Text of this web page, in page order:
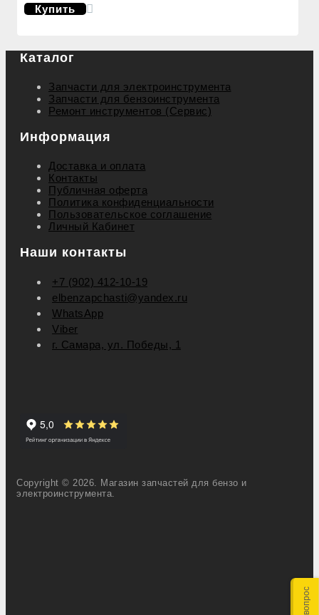
Купить
Каталог
Запчасти для электроинструмента
Запчасти для бензоинструмента
Ремонт инструментов (Сервис)
Информация
Доставка и оплата
Контакты
Публичная оферта
Политика конфиденциальности
Пользовательское соглашение
Личный Кабинет
Наши контакты
+7 (902) 412-10-19
elbenzapchasti@yandex.ru
WhatsApp
Viber
г. Самара, ул. Победы, 1
Copyright © 2026. Магазин запчастей для бензо и
электроинструмента.